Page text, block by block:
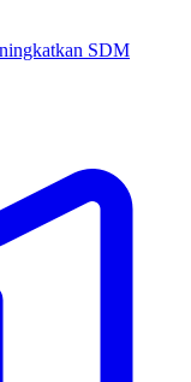
SDM